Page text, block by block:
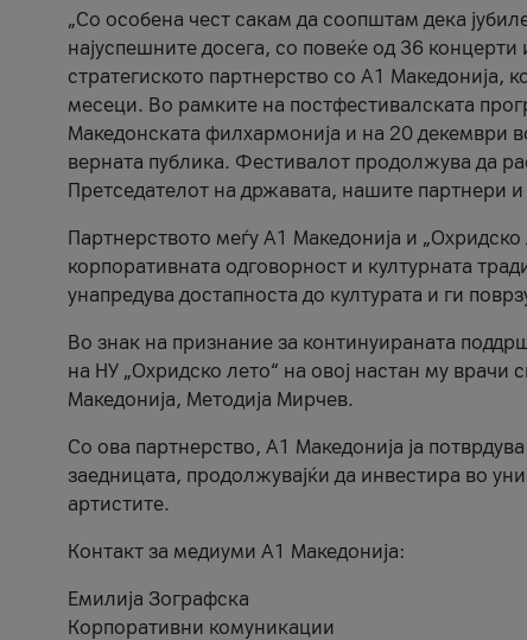
„Со особена чест сакам да соопштам дека
најуспешните досега, со повеќе од 36
стратегиското партнерство со А1 Македонија,
месеци. Во рамките на постфестивалската
Македонската филхармонија и на 20 декември
верната публика. Фестивалот продолжува да
Претседателот на државата, нашите партнери
Партнерството меѓу A1 Македонија и
корпоративната одговорност и културната
унапредува достапноста до културата и ги
Во знак на признание за континуираната
на НУ „Охридско лето“ на овој настан му
Македонија, Методија Мирчев.
Со ова партнерство, A1 Македонија ја
заедницата, продолжувајќи да инвестира во
артистите.
Контакт за медиуми А1 Македонија:
Емилија Зографска
Корпоративни комуникации